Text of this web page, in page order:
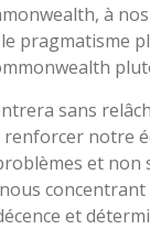
à
pragmatisme
sans
notre
et non
et